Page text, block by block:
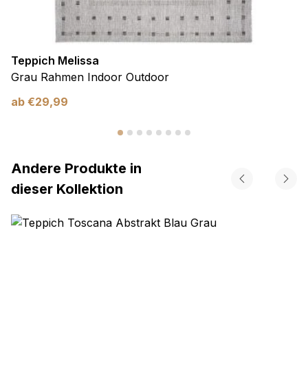
Teppich Melissa
Grau Rahmen Indoor Outdoor
ab €29,99
Andere Produkte in
dieser Kollektion